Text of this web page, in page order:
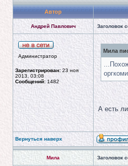
Автор
Андрей Павлович Заголовок
Администратор
Зарегистрирован:23 ноя
2013, 03:08
Сообщений: 1482
Мила
А есть
Вернуться наверх
Мила Заголовок